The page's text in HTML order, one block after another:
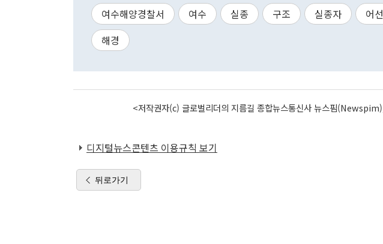
여수해양경찰서 여수 실종 구조 실종자 어선
해경
<저작권자(c) 글로벌리더의 지름길 종합뉴스통신사 뉴스핌
디지털뉴스콘텐츠 이용규칙 보기
뒤로가기